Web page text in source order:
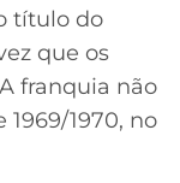
título do
que os
franquia não
1970, no